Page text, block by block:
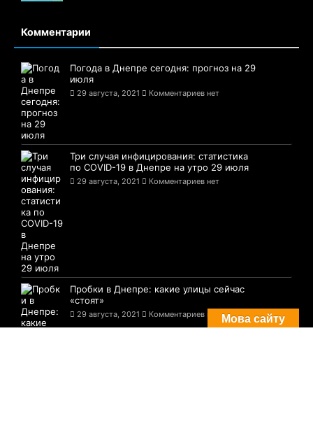
Комментарии
Погода в Днепре сегодня: прогноз на 29
июля
29 августа, 2021 Комментариев нет
Три случая инфицирования: статистика
по COVID-19 в Днепре на утро 29 июля
29 августа, 2021 Комментариев нет
Пробки в Днепре: какие улицы сейчас
«стоят»
29 августа, 2021 Комментариев нет Мова сайту